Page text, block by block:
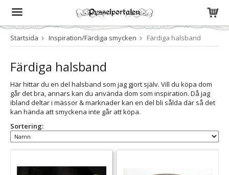
Produkten har blivit tillagd i varukorgen
Startsida Inspiration/Färdiga smycken Färdiga halsband
Färdiga halsband
Här hittar du en del halsband som jag gjort själv. Vill du köpa dom
går det bra, annars kan du använda dom som inspiration. Då jag
ibland deltar i mässor & marknader kan en del bli sålda där så det
kan hända att smyckena inte går att köpa.
Sortering: